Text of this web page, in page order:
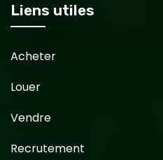
Liens utiles
Acheter
Louer
Vendre
Recrutement